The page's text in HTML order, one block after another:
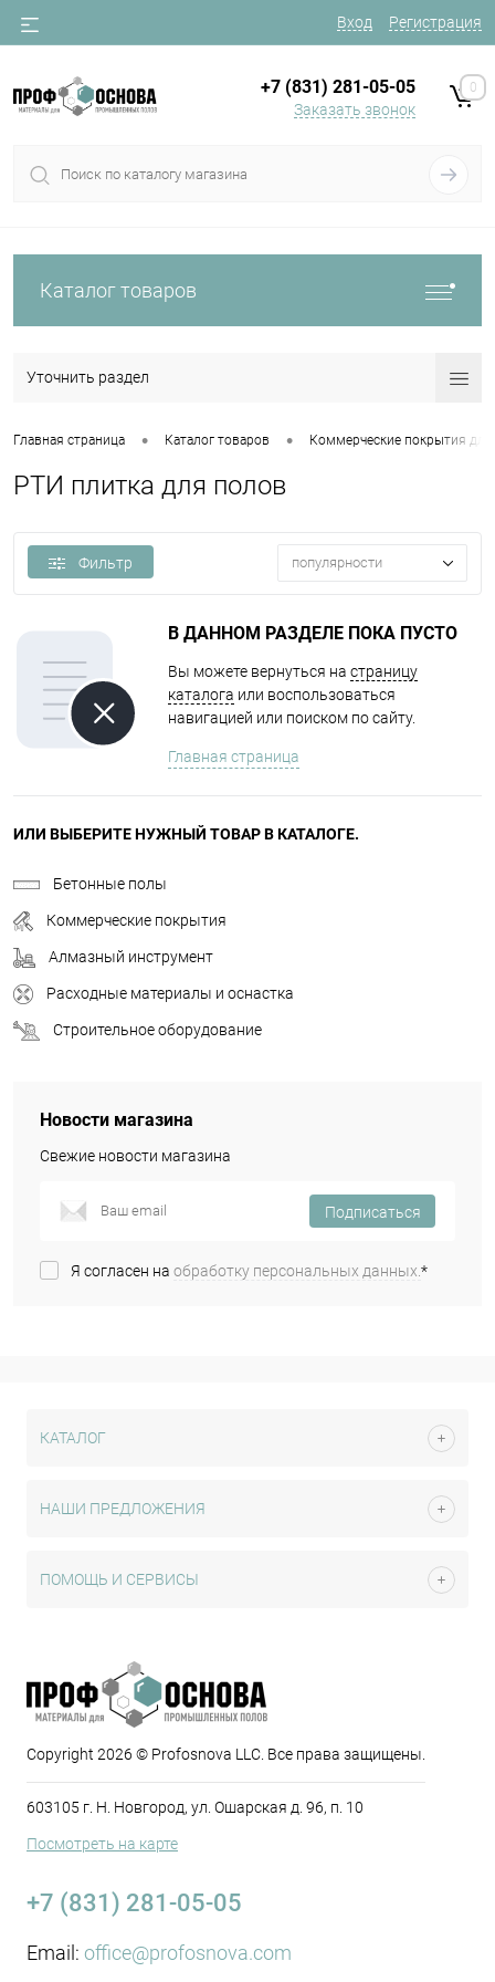
Вход Регистрация
+7 (831) 281-05-05
Заказать звонок
0
Каталог товаров
Уточнить раздел
Главная страница • Каталог товаров • Коммерческие покрытия
РТИ плитка для полов
Фильтр популярности
В ДАННОМ РАЗДЕЛЕ ПОКА ПУСТО
Вы можете вернуться на страницу
каталога или воспользоваться
навигацией или поиском по сайту.
Главная страница
ИЛИ ВЫБЕРИТЕ НУЖНЫЙ ТОВАР В КАТАЛОГЕ.
Бетонные полы
Коммерческие покрытия
Алмазный инструмент
Расходные материалы и оснастка
Строительное оборудование
Новости магазина
Свежие новости магазина
Подписаться
Я согласен на обработку персональных данных.*
КАТАЛОГ
НАШИ ПРЕДЛОЖЕНИЯ
ПОМОЩЬ И СЕРВИСЫ
Copyright 2026 © Profosnova LLC. Все права защищены.
603105 г. Н. Новгород, ул. Ошарская д. 96, п. 10
Посмотреть на карте
+7 (831) 281-05-05
Email: office@profosnova.com